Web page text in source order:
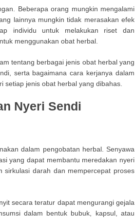
Beberapa orang mungkin mengalami
lainnya mungkin tidak merasakan efek
individu untuk melakukan riset dan
menggunakan obat herbal.
tentang berbagai jenis obat herbal yang
serta bagaimana cara kerjanya dalam
setiap jenis obat herbal yang dibahas.
Nyeri Sendi
dalam pengobatan herbal. Senyawa
yang dapat membantu meredakan nyeri
sirkulasi darah dan mempercepat proses
secara teratur dapat mengurangi gejala
dalam bentuk bubuk, kapsul, atau